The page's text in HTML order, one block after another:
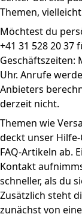
Themen,
Möchtest du
+41 31 528 20 37
Geschäftszeiten:
Uhr. Anrufe
Anbieters
derzeit nicht.
Themen wie
deckt unser
FAQ-Artikeln ab.
Kontakt
schneller, als du
Zusätzlich steht
zunächst von